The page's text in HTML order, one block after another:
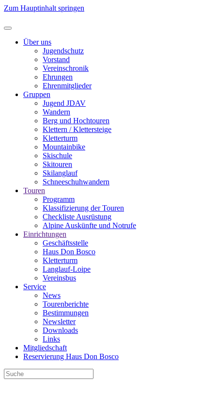
Zum Hauptinhalt springen
Über uns
Jugendschutz
Vorstand
Vereinschronik
Ehrungen
Ehrenmitglieder
Gruppen
Jugend JDAV
Wandern
Berg und Hochtouren
Klettern / Klettersteige
Kletterturm
Mountainbike
Skischule
Skitouren
Skilanglauf
Schneeschuhwandern
Touren
Programm
Klassifizierung der Touren
Checkliste Ausrüstung
Alpine Auskünfte und Notrufe
Einrichtungen
Geschäftsstelle
Haus Don Bosco
Kletterturm
Langlauf-Loipe
Vereinsbus
Service
News
Tourenberichte
Bestimmungen
Newsletter
Downloads
Links
Mitgliedschaft
Reservierung Haus Don Bosco